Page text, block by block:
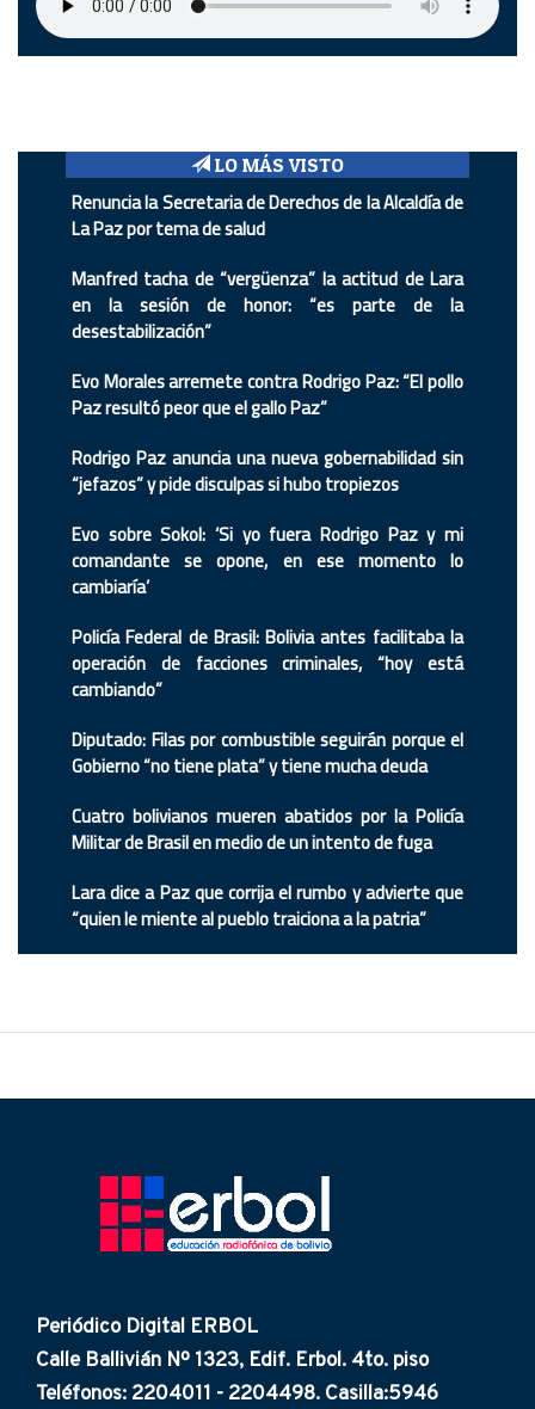
LO MÁS VISTO
Renuncia la Secretaria de Derechos de la Alcaldía de
La Paz por tema de salud
Manfred tacha de “vergüenza” la actitud de Lara
en la sesión de honor: “es parte de la
desestabilización”
Evo Morales arremete contra Rodrigo Paz: “El pollo
Paz resultó peor que el gallo Paz”
Rodrigo Paz anuncia una nueva gobernabilidad sin
“jefazos” y pide disculpas si hubo tropiezos
Evo sobre Sokol: ‘Si yo fuera Rodrigo Paz y mi
comandante se opone, en ese momento lo
cambiaría’
Policía Federal de Brasil: Bolivia antes facilitaba la
operación de facciones criminales, “hoy está
cambiando”
Diputado: Filas por combustible seguirán porque el
Gobierno “no tiene plata” y tiene mucha deuda
Cuatro bolivianos mueren abatidos por la Policía
Militar de Brasil en medio de un intento de fuga
Lara dice a Paz que corrija el rumbo y advierte que
“quien le miente al pueblo traiciona a la patria”
Periódico Digital ERBOL
Calle Ballivián Nº 1323, Edif. Erbol. 4to. piso
Teléfonos: 2204011 - 2204498. Casilla:5946